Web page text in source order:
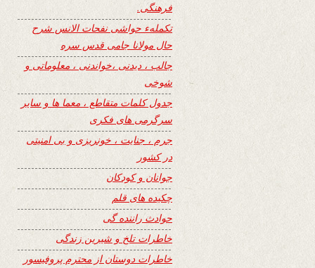
فرهنگی.
تکملهء حواشی نفحات الانس شرح
حال مولانا جامی قدس سره
جالب ، دیدنی ،خواندنی ، معلوماتی و
شوخی
جدول کلمات متقاطع ، معما ها و سایر
سرگرمی های فکری
جرم ، جنایت ، خونریزی و بی امنیتی
در کشور
جوانان و کودکان
چکیده های قلم
حوادث راننده گی
خاطرات تلخ و شیرین زندگی
خاطرات دوستان از محترم پروفیسور